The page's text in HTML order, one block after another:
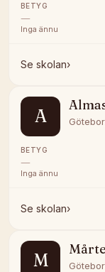
BETYG
—
Inga ännu
Se skolan›
A
BETYG
—
Inga ännu
Se skolan›
M